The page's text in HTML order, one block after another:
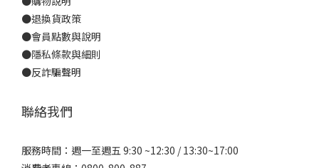
●退換貨政策
●會員點數與說明
●隱私條款與細則
●反詐騙聲明
聯絡我們
服務時間：週一至週五 9:30 ~12:30 / 13:30~17:00